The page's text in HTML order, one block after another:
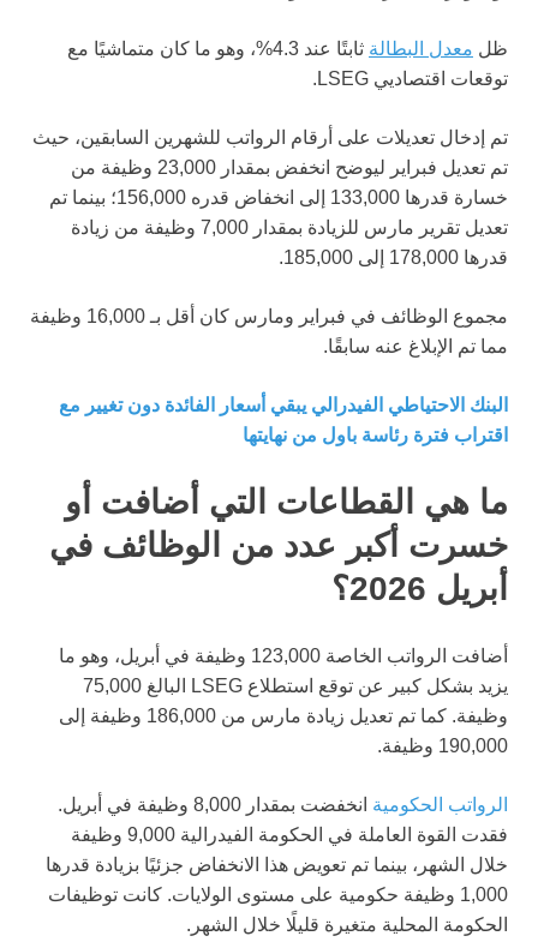
ظل معدل البطالة
ثابتًا عند 4.3%، وهو ما كان متماشيًا مع
توقعات اقتصاديي LSEG.
تم إدخال تعديلات على أرقام الرواتب للشهرين السابقين، حيث
تم تعديل فبراير ليوضح انخفض بمقدار 23,000 وظيفة من
خسارة قدرها 133,000 إلى انخفاض قدره 156,000؛ بينما تم
تعديل تقرير مارس للزيادة بمقدار 7,000 وظيفة من زيادة
قدرها 178,000 إلى 185,000.
مجموع الوظائف في فبراير ومارس كان أقل بـ 16,000 وظيفة
مما تم الإبلاغ عنه سابقًا.
البنك الاحتياطي الفيدرالي يبقي أسعار الفائدة دون تغيير مع
اقتراب فترة رئاسة باول من نهايتها
ما هي القطاعات التي أضافت أو
خسرت أكبر عدد من الوظائف في
أبريل 2026؟
أضافت الرواتب الخاصة 123,000 وظيفة في أبريل، وهو ما
يزيد بشكل كبير عن توقع استطلاع LSEG البالغ 75,000
وظيفة. كما تم تعديل زيادة مارس من 186,000 وظيفة إلى
190,000 وظيفة.
الرواتب الحكومية
انخفضت بمقدار 8,000 وظيفة في أبريل.
فقدت القوة العاملة في الحكومة الفيدرالية 9,000 وظيفة
خلال الشهر، بينما تم تعويض هذا الانخفاض جزئيًا بزيادة قدرها
1,000 وظيفة حكومية على مستوى الولايات. كانت توظيفات
الحكومة المحلية متغيرة قليلًا خلال الشهر.